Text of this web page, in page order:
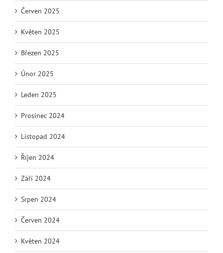
Červen 2025
Květen 2025
Březen 2025
Únor 2025
Leden 2025
Prosinec 2024
Listopad 2024
Říjen 2024
Září 2024
Srpen 2024
Červen 2024
Květen 2024